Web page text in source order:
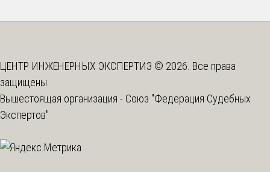
ЦЕНТР ИНЖЕНЕРНЫХ ЭКСПЕРТИЗ © 2026. Все права
защищены
Вышестоящая организация - Союз "Федерация Судебных
Экспертов"